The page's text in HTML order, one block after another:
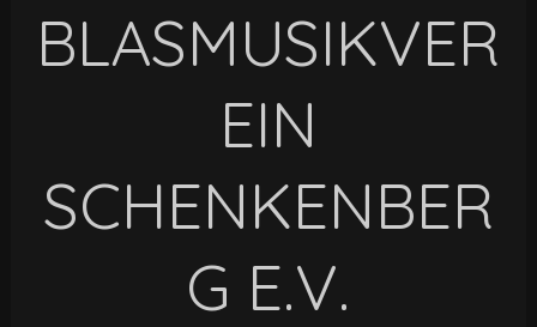
BLASMUSIKVER
EIN
SCHENKENBER
G E.V.